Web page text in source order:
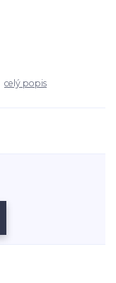
celý popis